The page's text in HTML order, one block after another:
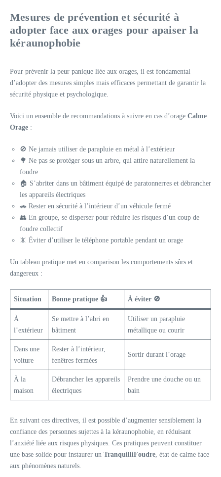
Mesures de prévention et sécurité à
adopter face aux orages pour apaiser la
kéraunophobie
Pour prévenir la peur panique liée aux orages, il est fondamental
d’adopter des mesures simples mais efficaces permettant de garantir la
sécurité physique et psychologique.
Voici un ensemble de recommandations à suivre en cas d’orage Calme
Orage :
🚫 Ne jamais utiliser de parapluie en métal à l’extérieur
🌳 Ne pas se protéger sous un arbre, qui attire naturellement la
foudre
🏠 S’abriter dans un bâtiment équipé de paratonnerres et débrancher
les appareils électriques
🚗 Rester en sécurité à l’intérieur d’un véhicule fermé
👥 En groupe, se disperser pour réduire les risques d’un coup de
foudre collectif
📵 Éviter d’utiliser le téléphone portable pendant un orage
Un tableau pratique met en comparison les comportements sûrs et
dangereux :
Situation Bonne pratique 👍 À éviter 🚫
À
l’extérieur
Se mettre à l’abri en
bâtiment
Utiliser un parapluie
métallique ou courir
Dans une
voiture
Rester à l’intérieur,
fenêtres fermées
Sortir durant l’orage
À la
maison
Débrancher les appareils
électriques
Prendre une douche ou un
bain
En suivant ces directives, il est possible d’augmenter sensiblement la
confiance des personnes sujettes à la kéraunophobie, en réduisant
l’anxiété liée aux risques physiques. Ces pratiques peuvent constituer
une base solide pour instaurer un TranquilliFoudre, état de calme face
aux phénomènes naturels.